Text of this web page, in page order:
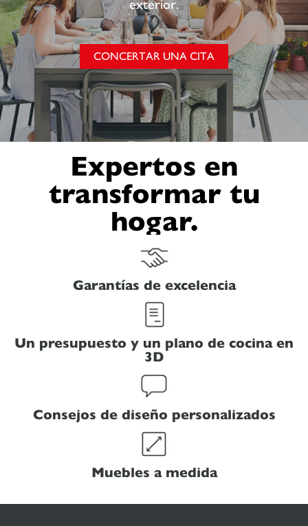
exterior.
CONCERTAR UNA CITA
Expertos en
transformar tu
hogar.
Garantías de excelencia
Un presupuesto y un plano de cocina en
3D
Consejos de diseño personalizados
Muebles a medida